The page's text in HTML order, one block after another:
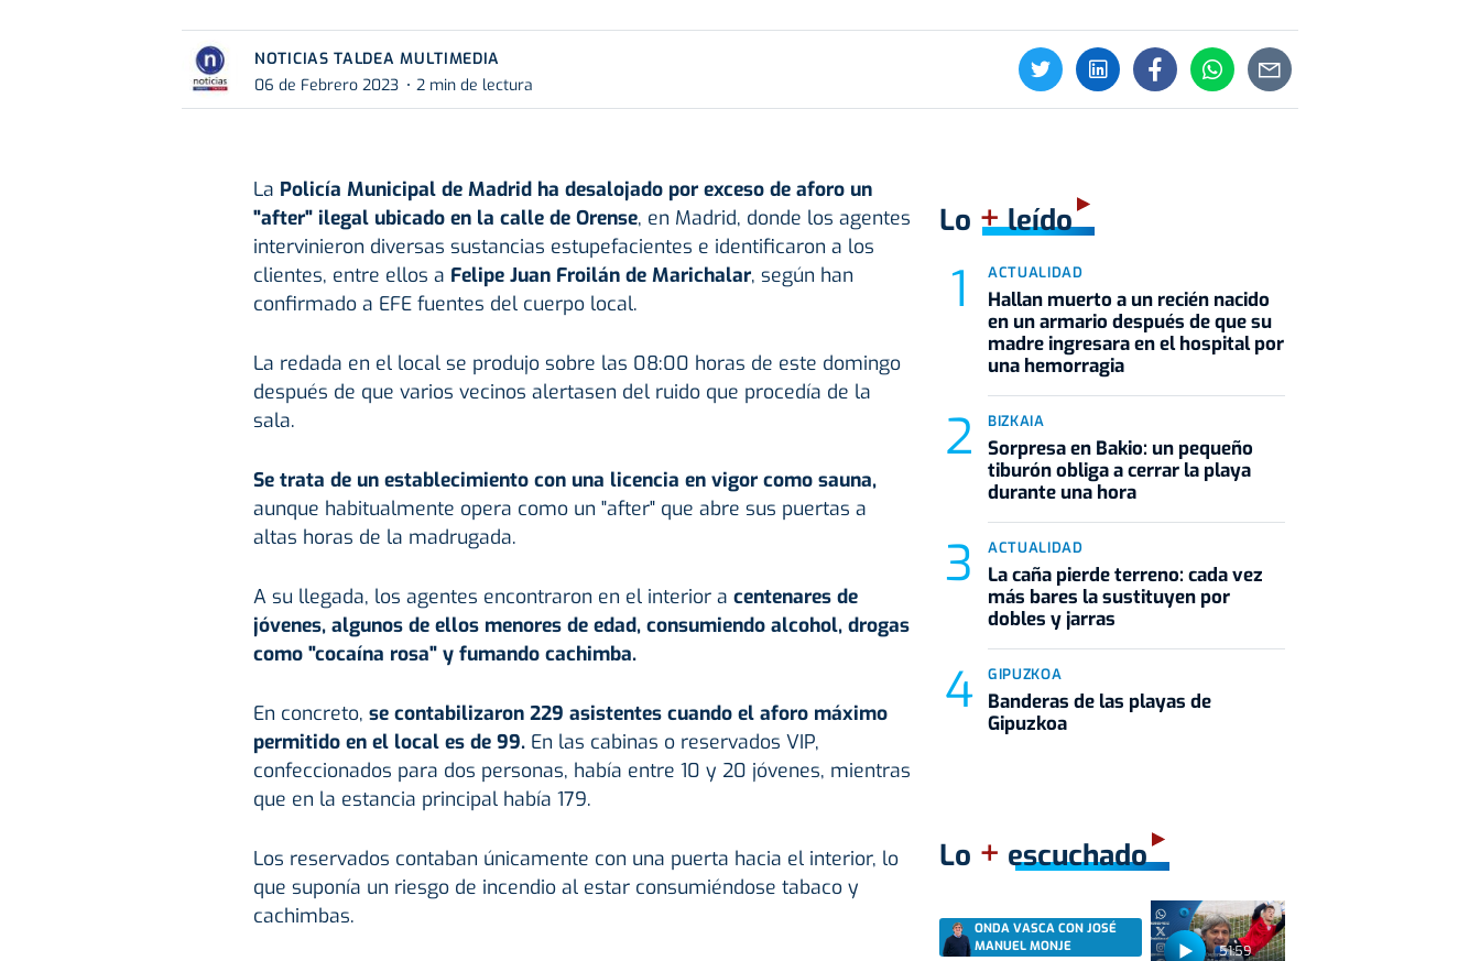
NOTICIAS TALDEA MULTIMEDIA
06 de Febrero 2023
2 min de lectura
La Policía Municipal de Madrid ha desalojado por exceso de aforo un
"after" ilegal ubicado en la calle de Orense, en Madrid, donde los agentes
intervinieron diversas sustancias estupefacientes e identificaron a los
clientes, entre ellos a Felipe Juan Froilán de Marichalar, según han
confirmado a EFE fuentes del cuerpo local.
La redada en el local se produjo sobre las 08:00 horas de este domingo
después de que varios vecinos alertasen del ruido que procedía de la
sala.
Se trata de un establecimiento con una licencia en vigor como sauna,
aunque habitualmente opera como un "after" que abre sus puertas a
altas horas de la madrugada.
A su llegada, los agentes encontraron en el interior a centenares de
jóvenes, algunos de ellos menores de edad, consumiendo alcohol, drogas
como "cocaína rosa" y fumando cachimba.
En concreto, se contabilizaron 229 asistentes cuando el aforo máximo
permitido en el local es de 99. En las cabinas o reservados VIP,
confeccionados para dos personas, había entre 10 y 20 jóvenes, mientras
que en la estancia principal había 179.
Los reservados contaban únicamente con una puerta hacia el interior, lo
que suponía un riesgo de incendio al estar consumiéndose tabaco y
cachimbas.
Lo +leído
ACTUALIDAD
Hallan muerto a un recién nacido
en un armario después de que su
madre ingresara en el hospital por
una hemorragia
BIZKAIA
Sorpresa en Bakio: un pequeño
tiburón obliga a cerrar la playa
durante una hora
ACTUALIDAD
La caña pierde terreno: cada vez
más bares la sustituyen por
dobles y jarras
GIPUZKOA
Banderas de las playas de
Gipuzkoa
Lo + escuchado
51:59
ONDA VASCA CON JOSÉ
MANUEL MONJE